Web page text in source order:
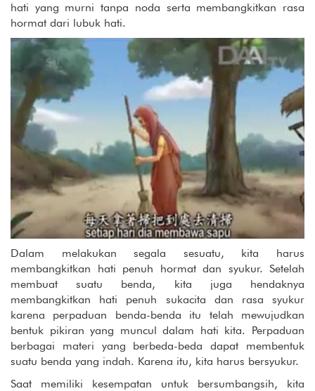
hati yang murni tanpa noda serta membangkitkan rasa
hormat dari lubuk hati.
Dalam melakukan segala sesuatu, kita harus
membangkitkan hati penuh hormat dan syukur. Setelah
membuat suatu benda, kita juga hendaknya
membangkitkan hati penuh sukacita dan rasa syukur
karena perpaduan benda-benda itu telah mewujudkan
bentuk pikiran yang muncul dalam hati kita. Perpaduan
berbagai materi yang berbeda-beda dapat membentuk
suatu benda yang indah. Karena itu, kita harus bersyukur.
Saat memiliki kesempatan untuk bersumbangsih, kita